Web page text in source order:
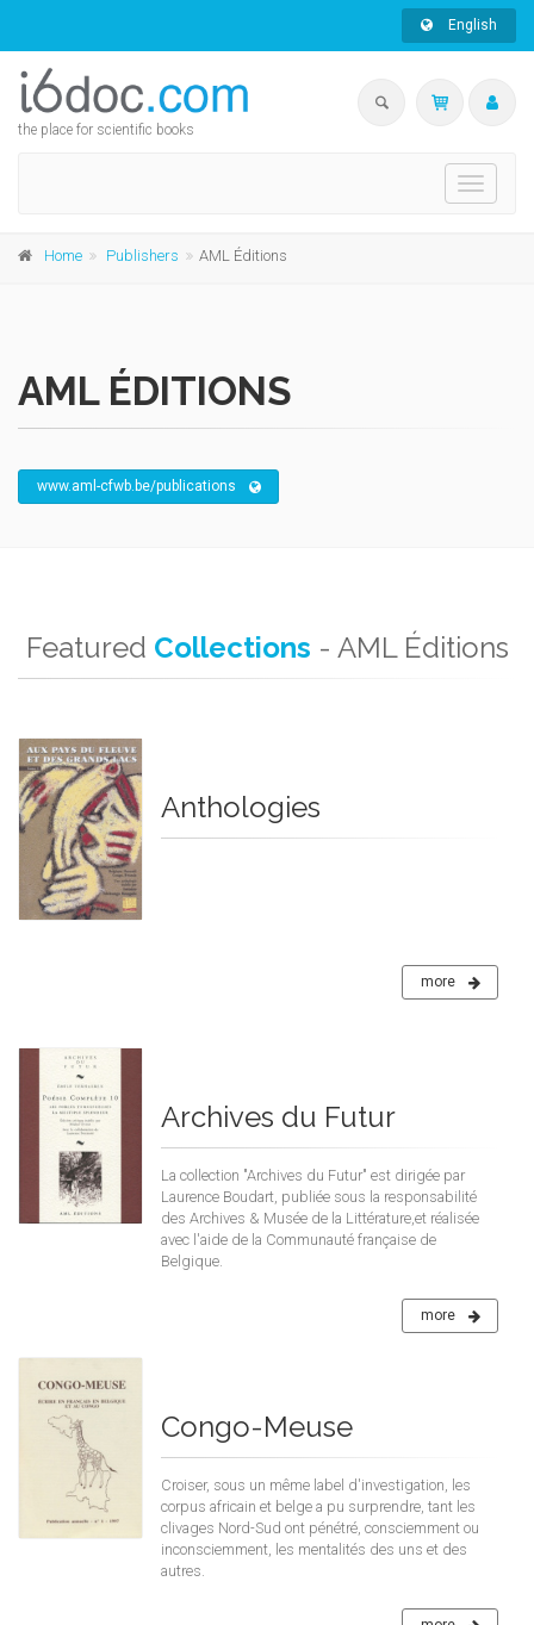
English
the place for scientific books
Toggle
Home Publishers AML Éditions
AML ÉDITIONS
www.aml-cfwb.be/publications
Featured Collections - AML Éditions
Anthologies
more
Archives du Futur
La collection "Archives du Futur" est dirigée par
Laurence Boudart, publiée sous la responsabilité
des Archives & Musée de la Littérature,et réalisée
avec l'aide de la Communauté française de
Belgique.
more
Congo-Meuse
Croiser, sous un même label d'investigation, les
corpus africain et belge a pu surprendre, tant les
clivages Nord-Sud ont pénétré, consciemment ou
inconsciemment, les mentalités des uns et des
autres.